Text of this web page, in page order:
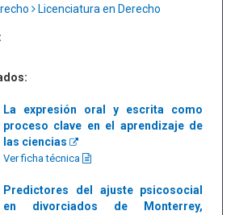
Licenciatura en Derecho
La expresión oral y escrita como
proceso clave en el aprendizaje de
las ciencias
Ver ficha técnica
Predictores del ajuste psicosocial
en divorciados de Monterrey,